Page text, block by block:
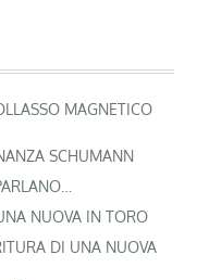
MAGNETICO
SCHUMANN
NUOVA IN TORO
DI UNA NUOVA